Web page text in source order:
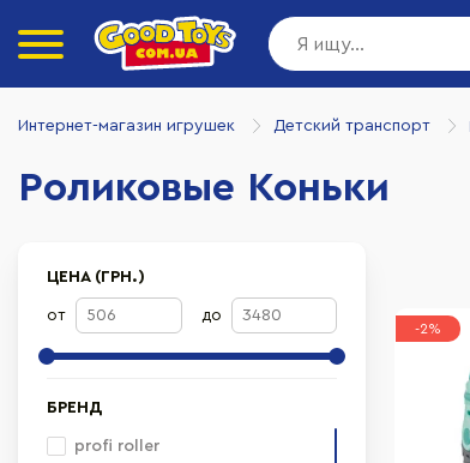
Интернет-магазин игрушек Детский транспорт
Роликовые Коньки
ЦЕНА (ГРН.)
от до
БРЕНД
profi roller
-2%